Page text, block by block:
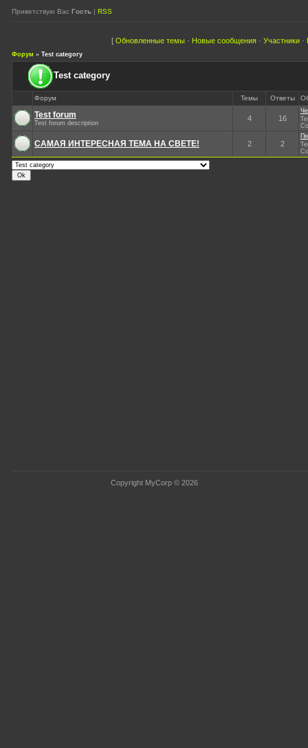
Приветствую Вас Гость | RSS
[ Обновленные темы · Новые сообщения · Участники ·
Форум » Test category
Test category
Форум Темы Ответы
Test forum
Test forum description
4 16
САМАЯ ИНТЕРЕСНАЯ ТЕМА НА СВЕТЕ! 2 2
Copyright MyCorp © 2026